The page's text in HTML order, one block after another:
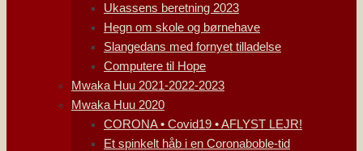
Ukassens beretning 2023
Hegn om skole og børnehave
Slangedans med fornyet tilladelse
Computere til Hope
Mwaka Huu 2021-2022-2023
Mwaka Huu 2020
CORONA • Covid19 • AFLYST LEJR!
Et spinkelt håb i en Coronaboble-tid